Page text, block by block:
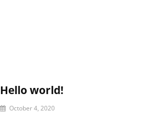
Hello world!
October 4, 2020